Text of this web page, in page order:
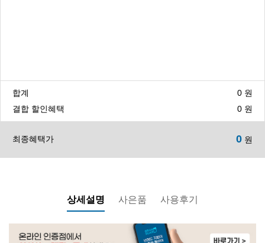
WP-40C8500M | 27,900
합계 0 원
결합 할인혜택
0 원
최종혜택가 0 원
상세설명 사은품 사용후기